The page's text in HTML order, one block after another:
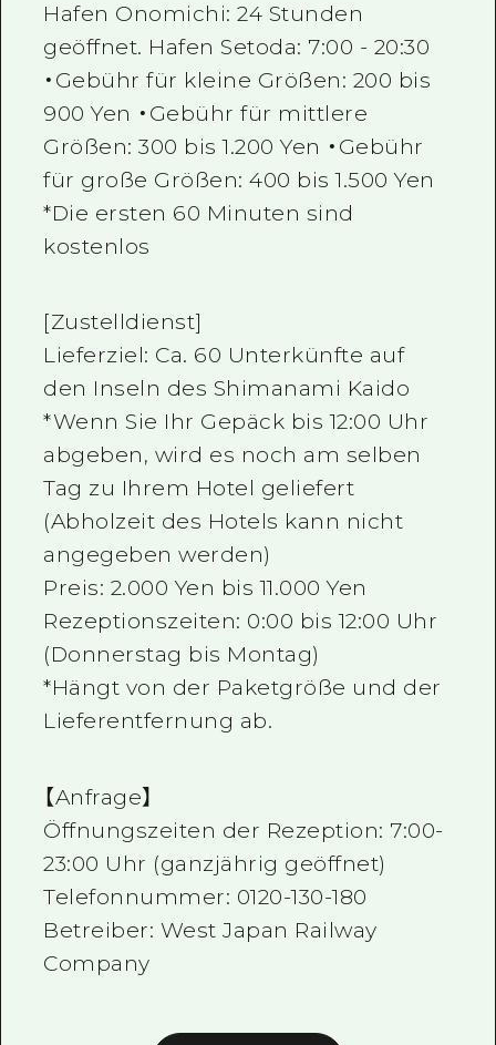
Hafen Onomichi: 24 Stunden
geöffnet. Hafen Setoda: 7:00 - 20:30
・Gebühr für kleine Größen: 200 bis
900 Yen ・Gebühr für mittlere
Größen: 300 bis 1.200 Yen ・Gebühr
für große Größen: 400 bis 1.500 Yen
*Die ersten 60 Minuten sind
kostenlos
[Zustelldienst]
Lieferziel: Ca. 60 Unterkünfte auf
den Inseln des Shimanami Kaido
*Wenn Sie Ihr Gepäck bis 12:00 Uhr
abgeben, wird es noch am selben
Tag zu Ihrem Hotel geliefert
(Abholzeit des Hotels kann nicht
angegeben werden)
Preis: 2.000 Yen bis 11.000 Yen
Rezeptionszeiten: 0:00 bis 12:00 Uhr
(Donnerstag bis Montag)
*Hängt von der Paketgröße und der
Lieferentfernung ab.
【Anfrage】
Öffnungszeiten der Rezeption: 7:00-
23:00 Uhr (ganzjährig geöffnet)
Telefonnummer: 0120-130-180
Betreiber: West Japan Railway
Company